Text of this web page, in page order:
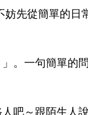
先從簡單的日
。一句簡單的
吧～跟陌生人